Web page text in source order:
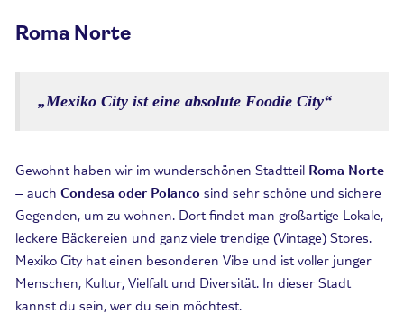
Roma Norte
„Mexiko City ist eine absolute Foodie City“
Gewohnt haben wir im wunderschönen Stadtteil Roma Norte
– auch Condesa oder Polanco sind sehr schöne und sichere
Gegenden, um zu wohnen. Dort findet man großartige Lokale,
leckere Bäckereien und ganz viele trendige (Vintage) Stores.
Mexiko City hat einen besonderen Vibe und ist voller junger
Menschen, Kultur, Vielfalt und Diversität. In dieser Stadt
kannst du sein, wer du sein möchtest.